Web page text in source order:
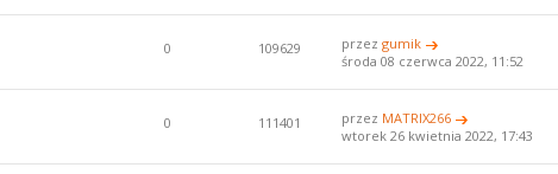
0 109629 przezgumik
środa 08 czerwca 2022, 11:52
0 111401 przez MATRIX266
wtorek 26 kwietnia 2022, 17:43